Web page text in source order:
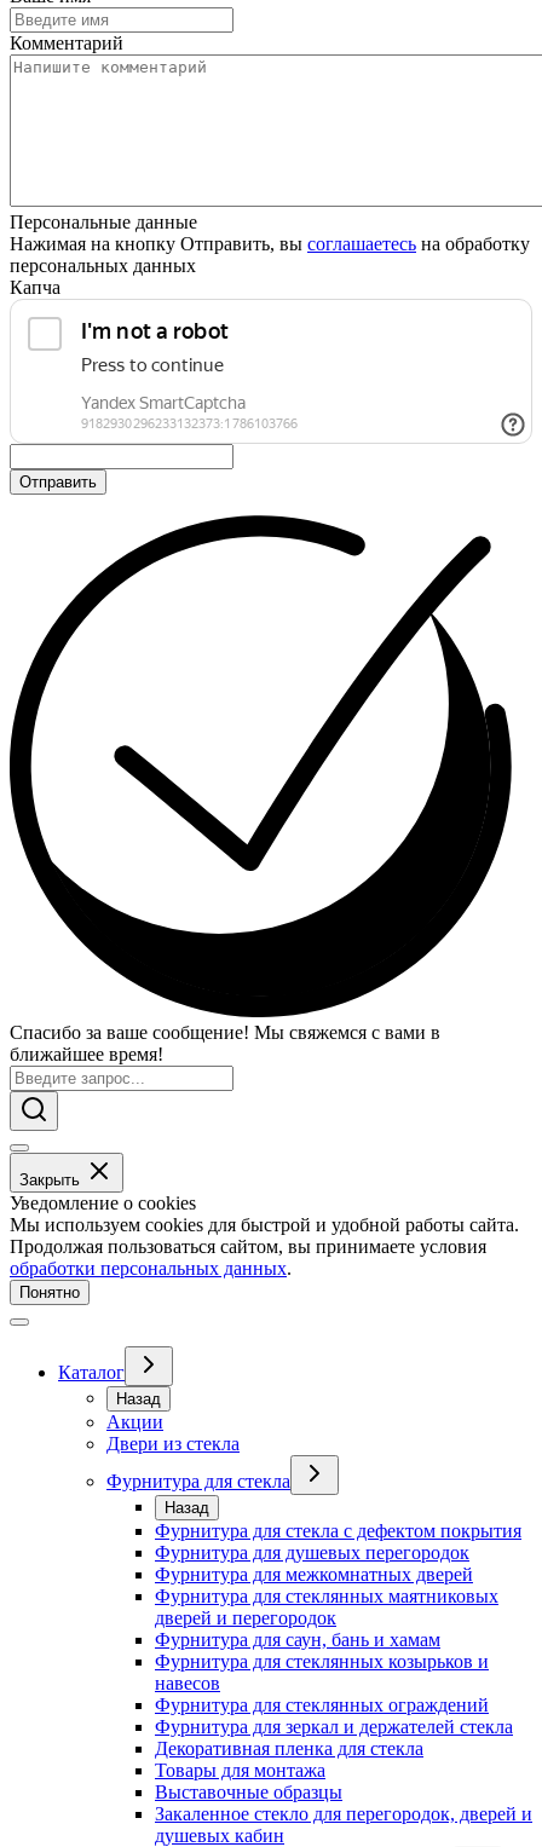
Комментарий
Персональные данные
Нажимая на кнопку Отправить, вы соглашаетесь на обработку
персональных данных
Капча
Отправить
Спасибо за ваше сообщение! Мы свяжемся с вами в
ближайшее время!
Закрыть
Уведомление о cookies
Мы используем cookies для быстрой и удобной работы сайта.
Продолжая пользоваться сайтом, вы принимаете условия
обработки персональных данных.
Понятно
Каталог
Назад
Акции
Двери из стекла
Фурнитура для стекла
Назад
Фурнитура для стекла с дефектом покрытия
Фурнитура для душевых перегородок
Фурнитура для межкомнатных дверей
Фурнитура для стеклянных маятниковых
дверей и перегородок
Фурнитура для саун, бань и хамам
Фурнитура для стеклянных козырьков и
навесов
Фурнитура для стеклянных ограждений
Фурнитура для зеркал и держателей стекла
Декоративная пленка для стекла
Товары для монтажа
Выставочные образцы
Закаленное стекло для перегородок, дверей и
душевых кабин